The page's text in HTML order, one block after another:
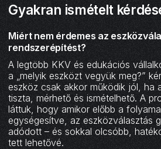
Gyakran ismételt
Miért nem érdemes az
rendszerépítést?
A legtöbb KKV és edukációs
a „melyik eszközt vegyük meg?”
eszköz csak akkor működik jól, ha
tiszta, mérhető és ismételhető. A
láttuk, hogy amikor előbb a
egységesítve, az eszközválasztás
adódott – és sokkal olcsóbb,
tett lehetővé.